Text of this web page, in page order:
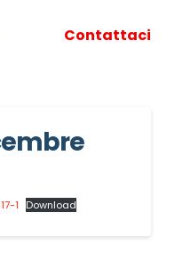
Contattaci
1 Download